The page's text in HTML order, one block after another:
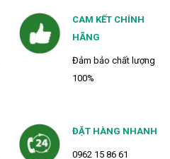
CAM KẾT CHÍNH
HÃNG
Đảm bảo chất lượng
100%
ĐẶT HÀNG NHANH
0962 15 86 61